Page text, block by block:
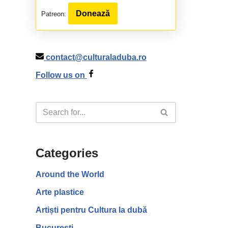
Patreon: Donează
contact@culturaladuba.ro
Follow us on
Categories
Around the World
Arte plastice
Artiști pentru Cultura la dubă